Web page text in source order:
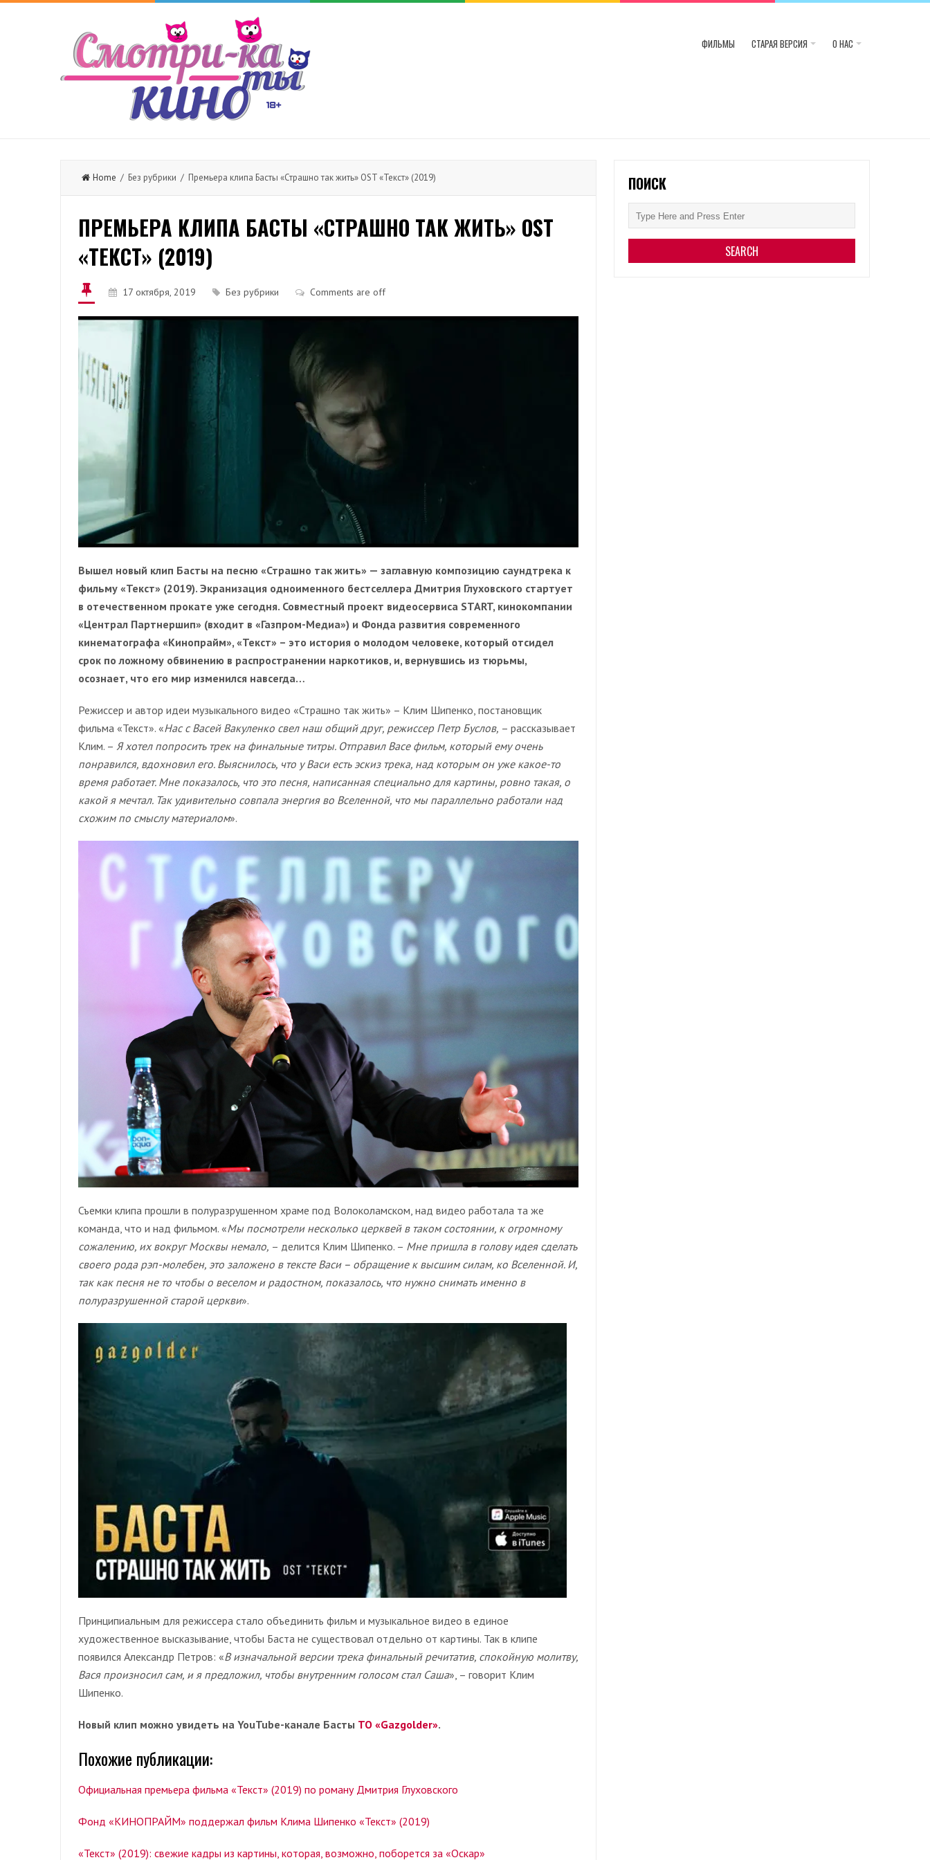
ФИЛЬМЫ СТАРАЯ ВЕРСИЯ О НАС
Home / Без рубрики / Премьера клипа Басты «Страшно так жить» OST «Текст» (2019)
ПРЕМЬЕРА КЛИПА БАСТЫ «СТРАШНО ТАК ЖИТЬ» OST
«ТЕКСТ» (2019)
17 октября, 2019 Без рубрики Comments are off
Вышел новый клип Басты на песню «Страшно так жить» — заглавную композицию саундтрека к
фильму «Текст» (2019). Экранизация одноименного бестселлера Дмитрия Глуховского стартует
в отечественном прокате уже сегодня. Совместный проект видеосервиса START, кинокомпании
«Централ Партнершип» (входит в «Газпром-Медиа») и Фонда развития современного
кинематографа «Кинопрайм», «Текст» – это история о молодом человеке, который отсидел
срок по ложному обвинению в распространении наркотиков, и, вернувшись из тюрьмы,
осознает, что его мир изменился навсегда…
Режиссер и автор идеи музыкального видео «Страшно так жить» – Клим Шипенко, постановщик
фильма «Текст». «Нас с Васей Вакуленко свел наш общий друг, режиссер Петр Буслов, – рассказывает
Клим. – Я хотел попросить трек на финальные титры. Отправил Васе фильм, который ему очень
понравился, вдохновил его. Выяснилось, что у Васи есть эскиз трека, над которым он уже какое-то
время работает. Мне показалось, что это песня, написанная специально для картины, ровно такая, о
какой я мечтал. Так удивительно совпала энергия во Вселенной, что мы параллельно работали над
схожим по смыслу материалом».
Съемки клипа прошли в полуразрушенном храме под Волоколамском, над видео работала та же
команда, что и над фильмом. «Мы посмотрели несколько церквей в таком состоянии, к огромному
сожалению, их вокруг Москвы немало, – делится Клим Шипенко. – Мне пришла в голову идея сделать
своего рода рэп-молебен, это заложено в тексте Васи – обращение к высшим силам, ко Вселенной. И,
так как песня не то чтобы о веселом и радостном, показалось, что нужно снимать именно в
полуразрушенной старой церкви».
Принципиальным для режиссера стало объединить фильм и музыкальное видео в единое
художественное высказывание, чтобы Баста не существовал отдельно от картины. Так в клипе
появился Александр Петров: «Визначальной версии трека финальный речитатив, спокойную молитву,
Вася произносил сам, и я предложил, чтобы внутренним голосом стал Саша», – говорит Клим
Шипенко.
Новый клип можно увидеть на YouTube-канале Басты ТО «Gazgolder».
Похожие публикации:
Официальная премьера фильма «Текст» (2019) по роману Дмитрия Глуховского
Фонд «КИНОПРАЙМ» поддержал фильм Клима Шипенко «Текст» (2019)
«Текст» (2019): свежие кадры из картины, которая, возможно, поборется за «Оскар»
ПОИСК